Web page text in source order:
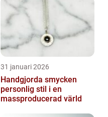
31 januari 2026
Handgjorda smycken
personlig stil i en
massproducerad värld